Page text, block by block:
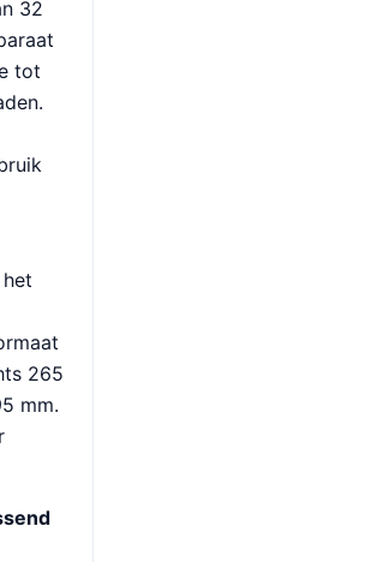
32
tot
265
mm.